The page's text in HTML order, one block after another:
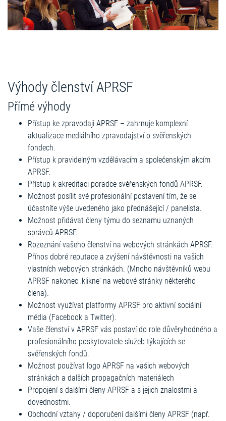
Výhody členství APRSF
Přímé výhody
Přístup ke zpravodaji APRSF – zahrnuje komplexní
aktualizace mediálního zpravodajství o svěřenských
fondech.
Přístup k pravidelným vzdělávacím a společenským akcím
APRSF.
Přístup k akreditaci poradce svěřenských fondů APRSF.
Možnost posílit své profesionální postavení tím, že se
účastníte výše uvedeného jako přednášející / panelista.
Možnost přidávat členy týmu do seznamu uznaných
správců APRSF.
Rozeznání vašeho členství na webových stránkách APRSF.
Přínos dobré reputace a zvýšení návštěvnosti na vašich
vlastních webových stránkách. (Mnoho návštěvníků webu
APRSF nakonec ‚klikne‘ na webové stránky některého
člena).
Možnost využívat platformy APRSF pro aktivní sociální
média (Facebook a Twitter).
Vaše členství v APRSF vás postaví do role důvěryhodného a
profesionálního poskytovatele služeb týkajících se
svěřenských fondů.
Možnost používat logo APRSF na vašich webových
stránkách a dalších propagačních materiálech
Propojení s dalšími členy APRSF a s jejich znalostmi a
dovednostmi.
Obchodní vztahy / doporučení dalšími členy APRSF (např.